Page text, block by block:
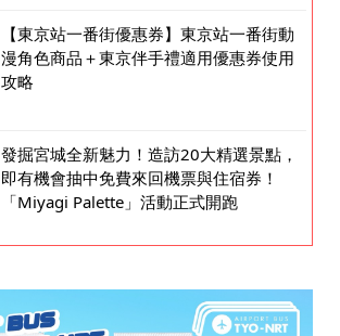
【東京站一番街優惠券】東京站一番街動
漫角色商品＋東京伴手禮適用優惠券使用
攻略
發掘宮城全新魅力！造訪20大精選景點，
即有機會抽中免費來回機票與住宿券！
「Miyagi Palette」活動正式開跑